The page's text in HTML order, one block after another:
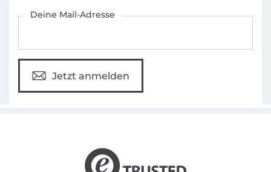
Deine Mail-Adresse
Jetzt anmelden